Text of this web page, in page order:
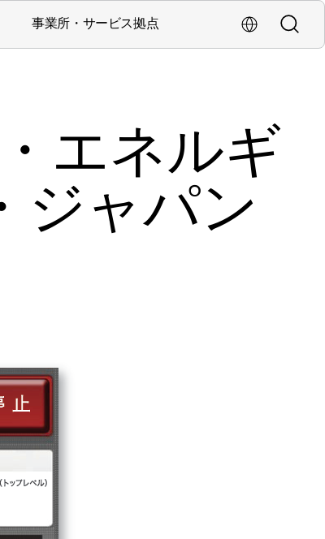
海外拠点・
検索
事業所・サービス拠点
エネルギ
ジャパン